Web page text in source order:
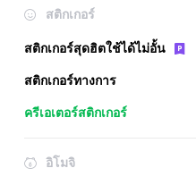
สติกเกอร์
สติกเกอร์สุดฮิตใช้ได้ไม่อั้น
สติกเกอร์ทางการ
ครีเอเตอร์สติกเกอร์
อิโมจิ